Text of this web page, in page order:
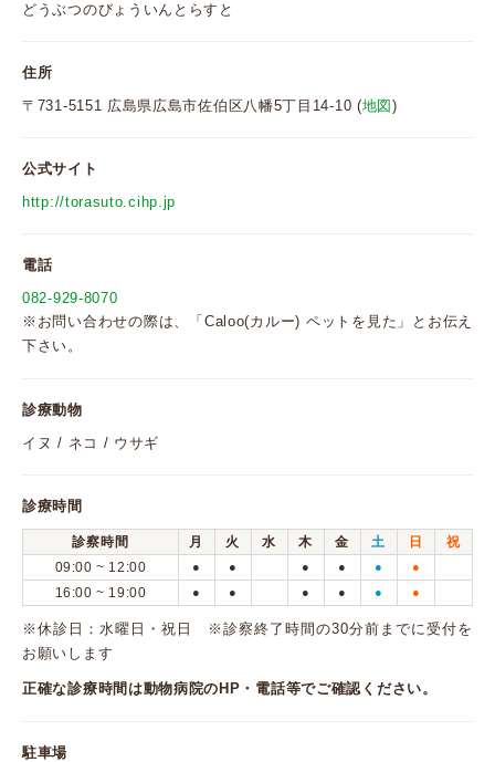
どうぶつのびょういんとらすと
住所
〒731-5151 広島県広島市佐伯区八幡5丁目14-10 (地図)
公式サイト
http://torasuto.cihp.jp
電話
082-929-8070
※お問い合わせの際は、「Caloo(カルー) ペットを見た」とお伝え
下さい。
診療動物
イヌ / ネコ / ウサギ
診療時間
診察時間 月 火 水 木 金 土 日
祝
09:00 ~ 12:00
● ● ● ● ● ●
16:00 ~ 19:00 ● ● ● ● ● ●
※休診日：水曜日・祝日 ※診察終了時間の30分前までに受付を
お願いします
正確な診療時間は動物病院のHP・電話等でご確認ください。
駐車場